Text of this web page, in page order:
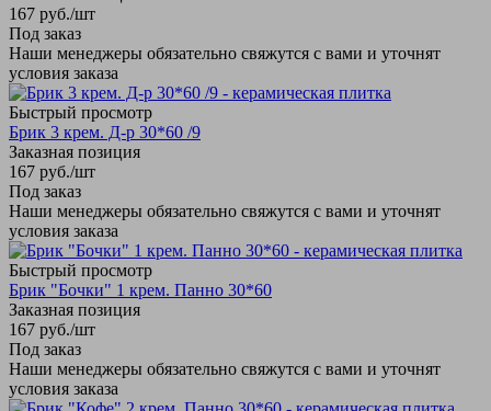
167 руб./шт
Под заказ
Наши менеджеры обязательно свяжутся с вами и уточнят
условия заказа
Быстрый просмотр
Брик 3 крем. Д-р 30*60 /9
Заказная позиция
167 руб./шт
Под заказ
Наши менеджеры обязательно свяжутся с вами и уточнят
условия заказа
Быстрый просмотр
Брик "Бочки" 1 крем. Панно 30*60
Заказная позиция
167 руб./шт
Под заказ
Наши менеджеры обязательно свяжутся с вами и уточнят
условия заказа